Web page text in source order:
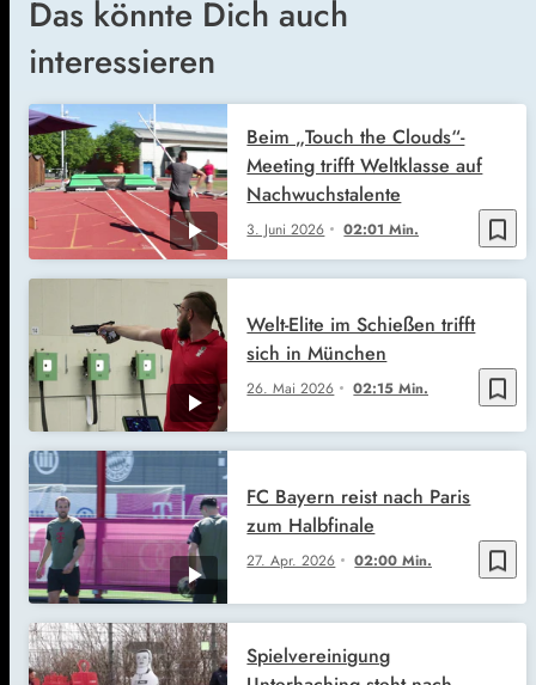
Das könnte Dich auch
interessieren
bookmark_border
3. Juni 2026 02:01 Min.
Beim „Touch the Clouds“-
Meeting trifft Weltklasse auf
Nachwuchstalente
bookmark_border
26. Mai 2026 02:15 Min.
Welt-Elite im Schießen trifft
sich in München
bookmark_border
27. Apr. 2026 02:00 Min.
FC Bayern reist nach Paris
zum Halbfinale
Spielvereinigung